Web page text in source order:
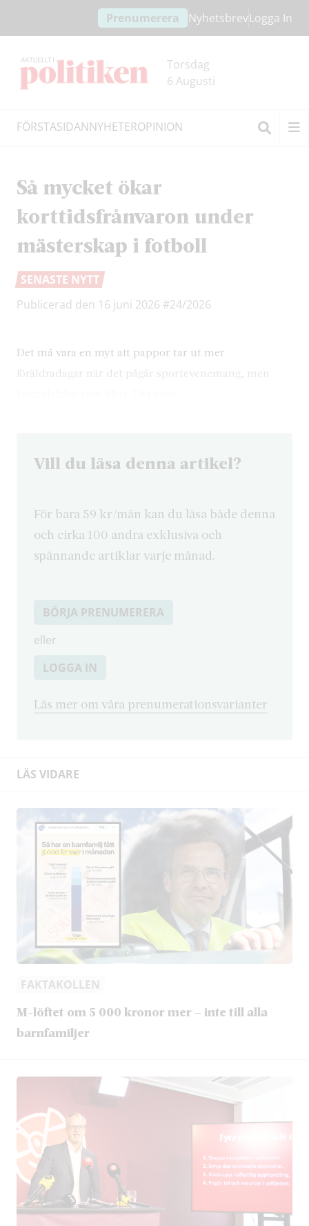
innehållet
headern
Prenumerera NyhetsbrevLogga In
Torsdag
6 Augusti
FÖRSTASIDANNYHETEROPINION
Så mycket ökar
korttidsfrånvaron under
mästerskap i fotboll
SENASTE NYTT
Publicerad den 16 juni 2026 #24/2026
Det må vara en myt att pappor tar ut mer
föräldradagar när det pågår sportevenemang, men
Vill du läsa denna artikel?
För bara 59 kr/mån kan du läsa både denna
och cirka 100 andra exklusiva och
spännande artiklar varje månad.
BÖRJA PRENUMERERA
eller
LOGGA IN
Läs mer om våra prenumerationsvarianter
LÄS VIDARE
FAKTAKOLLEN
M-löftet om 5 000 kronor mer – inte till alla
barnfamiljer